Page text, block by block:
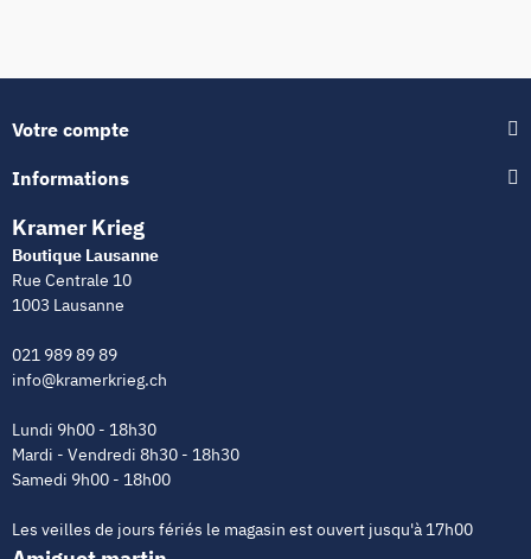
Votre compte
Informations
Kramer Krieg
Boutique Lausanne
Rue Centrale 10
1003 Lausanne
021 989 89 89
info@kramerkrieg.ch
Lundi 9h00 - 18h30
Mardi - Vendredi 8h30 - 18h30
Samedi 9h00 - 18h00
Les veilles de jours fériés le magasin est ouvert jusqu'à 17h00